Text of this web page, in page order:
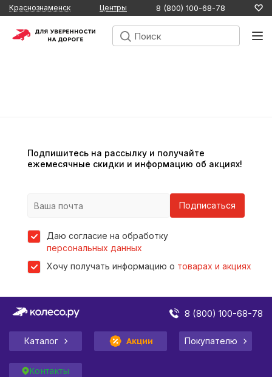
Краснознаменск Центры 8 (800) 100-68-78
Подпишитесь на рассылку и получайте
ежемесячные скидки и информацию об акциях!
Подписаться
Даю согласие на обработку
персональных данных
Хочу получать информацию о товарах и акциях
8 (800) 100-68-78
Каталог Акции Покупателю
Контакты